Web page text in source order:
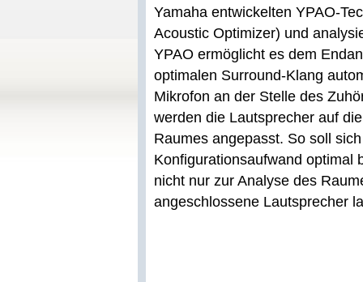
Yamaha entwickelten YPAO-
Acoustic Optimizer) und
YPAO ermöglicht es dem
optimalen Surround-Klang
Mikrofon an der Stelle des
werden die Lautsprecher auf
Raumes angepasst. So soll
Konfigurationsaufwand optimal
nicht nur zur Analyse des
angeschlossene Lautsprecher